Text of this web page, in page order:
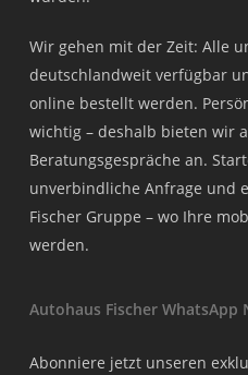
Wir gehen mit der Zeit: Alle
deutschlandweit verfügbar
online bestellt werden.
wichtig – deshalb bieten wir
Beratungsgespräche an.
unverbindliche Anfrage und
Fischer Gruppe – wo Ihre
werden.
Autohaus Fischer WhatsApp
Abonniere jetzt unseren